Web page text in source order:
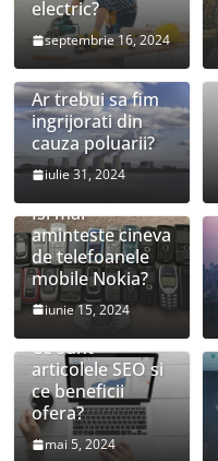
electric?
septembrie 16, 2024
Ar trebui sa fim
ingrijorati din
cauza poluarii?
iulie 31, 2024
Isi mai
aminteste cineva
de telefoanele
mobile Nokia?
iunie 15, 2024
Ce sunt
articolele SEO si
ce beneficii
ofera?
mai 5, 2024